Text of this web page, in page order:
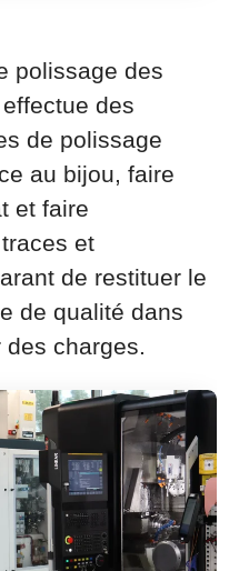
polissage des
des
de polissage
au bijou, faire
et faire
et
de restituer le
de qualité dans
des charges.